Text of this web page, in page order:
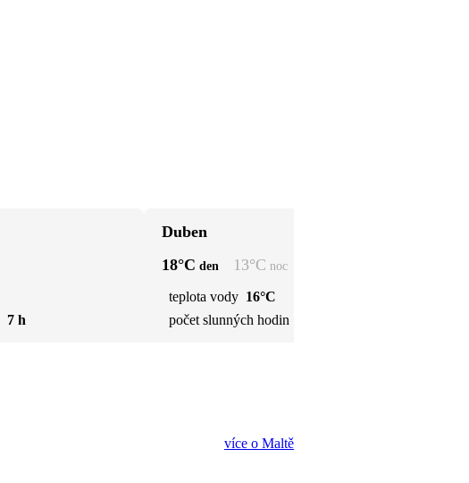
7 h
Duben
18°C den 13°C noc
teplota vody 16°C
počet slunných hodin
více o Maltě